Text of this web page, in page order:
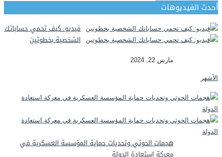
أحدث الفيديوهات
فيديو: كيف تحمي حساباتك
الشخصية بخطوتين
مارس 22, 2024
الأشهر
هجمات الحوثي وتحديات حماية المؤسسة العسكرية في
معركة استعادة الدولة